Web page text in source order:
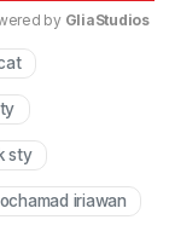
by GliaStudios
sty
iriawan